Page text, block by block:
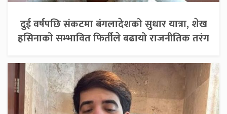
दुई वर्षपछि संकटमा बंगलादेशको सुधार यात्रा, शेख
हसिनाको सम्भावित फिर्तीले बढायो राजनीतिक तरंग